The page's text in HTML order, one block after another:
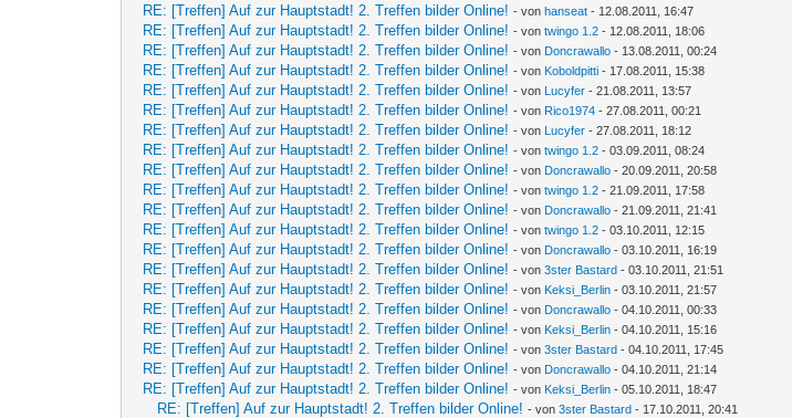
RE: [Treffen] Auf zur Hauptstadt! 2. Treffen bilder Online! - vonhanseat - 12.08.2011, 16:47
RE: [Treffen] Auf zur Hauptstadt! 2. Treffen bilder Online! - vontwingo 1.2 - 12.08.2011, 18:06
RE: [Treffen] Auf zur Hauptstadt! 2. Treffen bilder Online! - von Doncrawallo - 13.08.2011, 00:24
RE: [Treffen] Auf zur Hauptstadt! 2. Treffen bilder Online! - von Koboldpitti - 17.08.2011, 15:38
RE: [Treffen] Auf zur Hauptstadt! 2. Treffen bilder Online! - von Lucyfer - 21.08.2011, 13:57
RE: [Treffen] Auf zur Hauptstadt! 2. Treffen bilder Online! - von Rico1974 - 27.08.2011, 00:21
RE: [Treffen] Auf zur Hauptstadt! 2. Treffen bilder Online! - von Lucyfer - 27.08.2011, 18:12
RE: [Treffen] Auf zur Hauptstadt! 2. Treffen bilder Online! - vontwingo 1.2 - 03.09.2011, 08:24
RE: [Treffen] Auf zur Hauptstadt! 2. Treffen bilder Online! - von Doncrawallo - 20.09.2011, 20:58
RE: [Treffen] Auf zur Hauptstadt! 2. Treffen bilder Online! - vontwingo 1.2 - 21.09.2011, 17:58
RE: [Treffen] Auf zur Hauptstadt! 2. Treffen bilder Online! - von Doncrawallo - 21.09.2011, 21:41
RE: [Treffen] Auf zur Hauptstadt! 2. Treffen bilder Online! - vontwingo 1.2 - 03.10.2011, 12:15
RE: [Treffen] Auf zur Hauptstadt! 2. Treffen bilder Online! - von Doncrawallo - 03.10.2011, 16:19
RE: [Treffen] Auf zur Hauptstadt! 2. Treffen bilder Online! - von3ster Bastard - 03.10.2011, 21:51
RE: [Treffen] Auf zur Hauptstadt! 2. Treffen bilder Online! - von Keksi_Berlin - 03.10.2011, 21:57
RE: [Treffen] Auf zur Hauptstadt! 2. Treffen bilder Online! - von Doncrawallo - 04.10.2011, 00:33
RE: [Treffen] Auf zur Hauptstadt! 2. Treffen bilder Online! - von Keksi_Berlin - 04.10.2011, 15:16
RE: [Treffen] Auf zur Hauptstadt! 2. Treffen bilder Online! - von3ster Bastard - 04.10.2011, 17:45
RE: [Treffen] Auf zur Hauptstadt! 2. Treffen bilder Online! - von Doncrawallo - 04.10.2011, 21:14
RE: [Treffen] Auf zur Hauptstadt! 2. Treffen bilder Online! - von Keksi_Berlin - 05.10.2011, 18:47
RE: [Treffen] Auf zur Hauptstadt! 2. Treffen bilder Online! - von3ster Bastard - 17.10.2011, 20:41